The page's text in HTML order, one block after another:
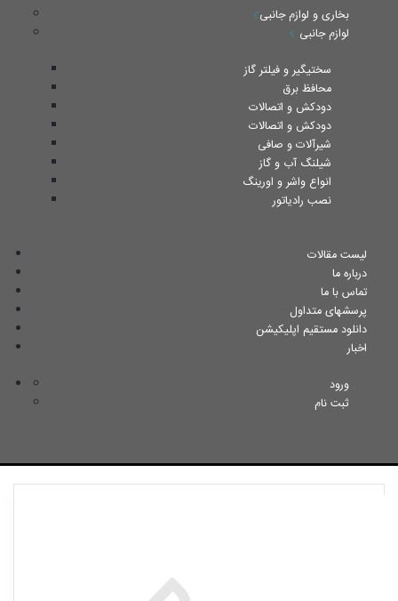
بخاری و لوازم جانبی
لوازم جانبی
سختیگیر و فیلتر گاز
محافظ برق
دودکش و اتصالات
دودکش و اتصالات
شیرآلات و صافی
شیلنگ آب و گاز
انواع واشر و اورینگ
نصب رادیاتور
لیست مقالات
درباره ما
تماس با ما
پرسشهای متداول
دانلود مستقیم اپلیکیشن
اخبار
ورود
ثبت نام